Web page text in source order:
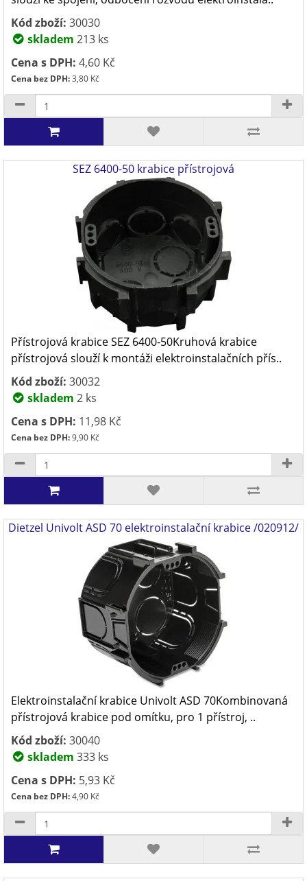
Kód zboží: 30030
skladem 213 ks
Cena s DPH: 4,60 Kč
Cena bez DPH:3,80 Kč
SEZ 6400-50 krabice přístrojová
Přístrojová krabice SEZ 6400-50Kruhová krabice
přístrojová slouží k montáži elektroinstalačních přís..
Kód zboží: 30032
skladem 2 ks
Cena s DPH: 11,98 Kč
Cena bez DPH:9,90 Kč
Dietzel Univolt ASD 70 elektroinstalační krabice /020912/
Elektroinstalační krabice Univolt ASD 70Kombinovaná
přístrojová krabice pod omítku, pro 1 přístroj, ..
Kód zboží: 30040
skladem 333 ks
Cena s DPH: 5,93 Kč
Cena bez DPH:4,90 Kč